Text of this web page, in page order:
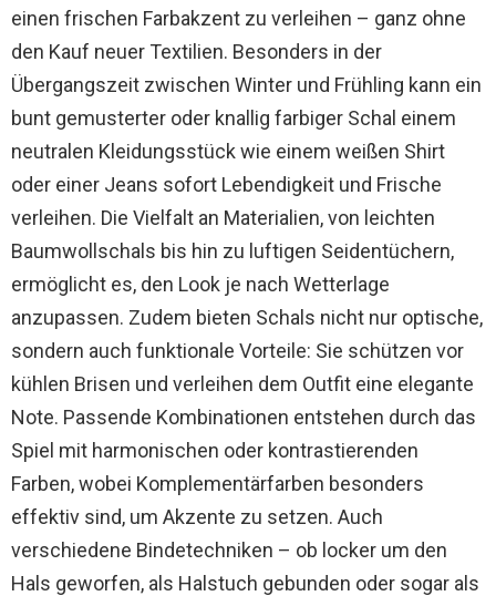
einen frischen Farbakzent zu verleihen – ganz ohne
den Kauf neuer Textilien. Besonders in der
Übergangszeit zwischen Winter und Frühling kann ein
bunt gemusterter oder knallig farbiger Schal einem
neutralen Kleidungsstück wie einem weißen Shirt
oder einer Jeans sofort Lebendigkeit und Frische
verleihen. Die Vielfalt an Materialien, von leichten
Baumwollschals bis hin zu luftigen Seidentüchern,
ermöglicht es, den Look je nach Wetterlage
anzupassen. Zudem bieten Schals nicht nur optische,
sondern auch funktionale Vorteile: Sie schützen vor
kühlen Brisen und verleihen dem Outfit eine elegante
Note. Passende Kombinationen entstehen durch das
Spiel mit harmonischen oder kontrastierenden
Farben, wobei Komplementärfarben besonders
effektiv sind, um Akzente zu setzen. Auch
verschiedene Bindetechniken – ob locker um den
Hals geworfen, als Halstuch gebunden oder sogar als